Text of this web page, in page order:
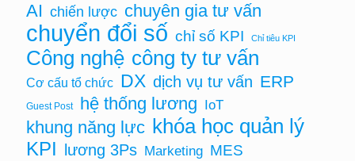
AI chiến lược chuyên gia tư vấn
chuyển đổi số chỉ số KPI Chỉ tiêu KPI
Công nghệ công ty tư vấn
Cơ cấu tổ chức DX dịch vụ tư vấn ERP
Guest Post hệ thống lương IoT
khung năng lực khóa học quản lý
KPI lương 3Ps Marketing MES